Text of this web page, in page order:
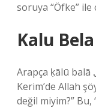
soruya “Öfke”
Kalu
Arapça ḳālū balā قالو بلَى “”Evet dediler,” Kur’an-ı
Kerim’de Allah
değil miyim?”